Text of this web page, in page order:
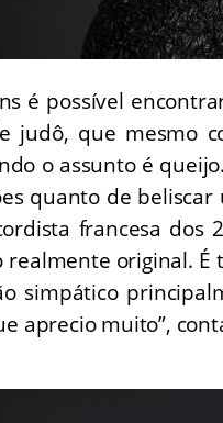
é possível
judô, que mesmo
o assunto é
quanto de
francesa dos
original. É
simpático
aprecio muito”,